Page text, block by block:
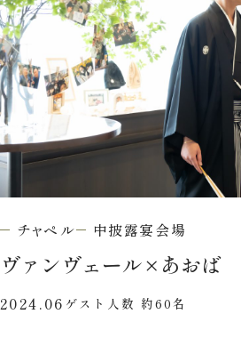
キリスト教式・人前式
神前挙式
神社挙式
大
中
小
料
フォトガイドツアー 料理
プラ
ウエディングレポート
アクセス Q&A
チャペル 中披露宴会場
ヴァンヴェール× あおば
2024.06 ゲスト人数 約60名